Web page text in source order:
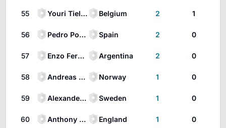
55 Youri Tielemans Belgium 2 1
56 Pedro Porro Spain 2 0
57 Enzo Fernández Argentina 2 0
58 Andreas Schjelderup Norway 1 0
59 Alexander Isak Sweden 1 0
60 Anthony Gordon England 1 0